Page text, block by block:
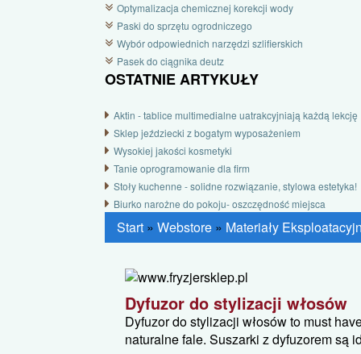
Optymalizacja chemicznej korekcji wody
Paski do sprzętu ogrodniczego
Wybór odpowiednich narzędzi szlifierskich
Pasek do ciągnika deutz
OSTATNIE ARTYKUŁY
Aktin - tablice multimedialne uatrakcyjniają każdą lekcję
Sklep jeździecki z bogatym wyposażeniem
Wysokiej jakości kosmetyki
Tanie oprogramowanie dla firm
Stoły kuchenne - solidne rozwiązanie, stylowa estetyka!
Biurko narożne do pokoju- oszczędność miejsca
Start » Webstore » Materiały
Dyfuzor do stylizacji włosów
Dyfuzor do stylizacji włosów to must
naturalne fale. Suszarki z dyfuzorem są